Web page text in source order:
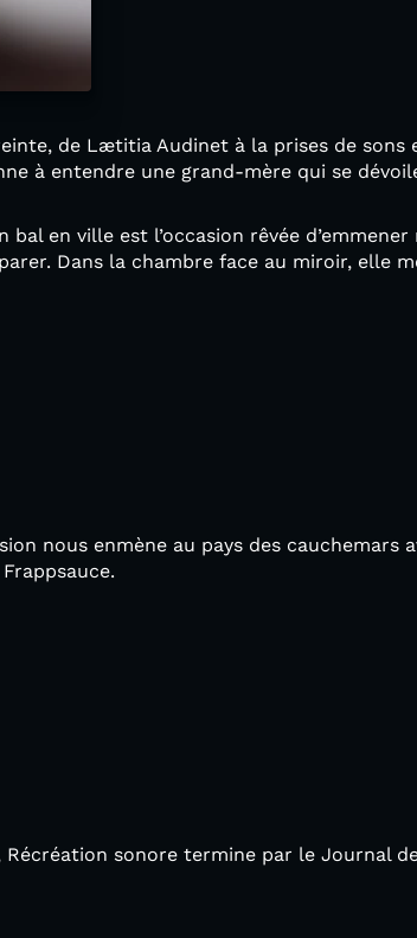
de Lætitia Audinet à la prises de sons
à entendre une grand-mère qui se
bal en ville est l’occasion rêvée
Dans la chambre face au miroir, elle
nous enmène au pays des cauchemars
Récréation sonore termine par le Journal